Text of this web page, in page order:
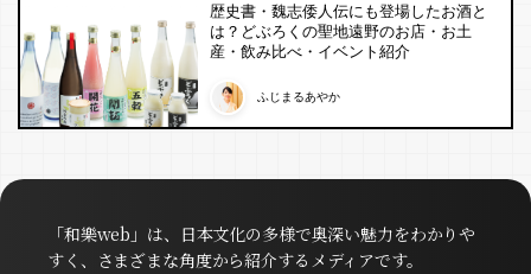
歴史書・魏志倭人伝にも登場したお酒と
は？どぶろくの聖地遠野のお店・お土
産・飲み比べ・イベント紹介
ふじまるあやか
「和樂web」は、日本文化の多様で奥深い魅力をわかりや
すく、さまざまな角度から紹介するメディアです。